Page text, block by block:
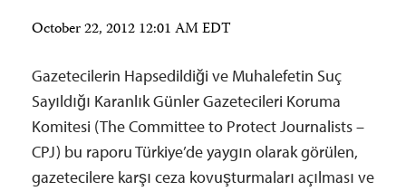
October 22, 2012 12:01 AM EDT
Gazetecilerin Hapsedildiği ve Muhalefetin Suç
Sayıldığı Karanlık Günler Gazetecileri Koruma
Komitesi (The Committee to Protect Journalists –
CPJ) bu raporu Türkiye’de yaygın olarak görülen,
gazetecilere karşı ceza kovuşturmaları açılması ve